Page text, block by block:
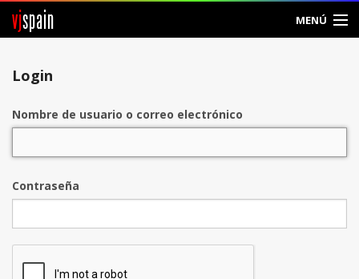
vjspain MENÚ
Login
Nombre de usuario o correo electrónico
Contraseña